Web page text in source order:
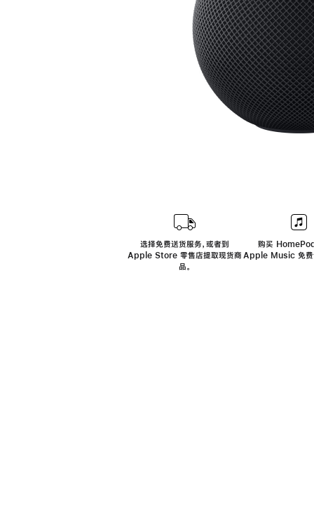
选择免费送货服务，或者到
Apple Store 零售店提取现货商
品。
购买
Apple Music 免费